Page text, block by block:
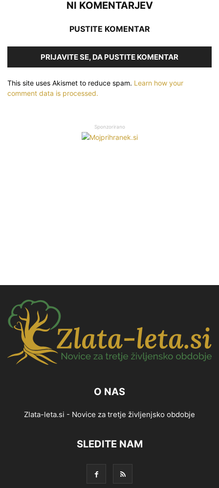
NI KOMENTARJEV
PUSTITE KOMENTAR
PRIJAVITE SE, DA PUSTITE KOMENTAR
This site uses Akismet to reduce spam. Learn how your
comment data is processed.
Sponzorirano
O NAS
Zlata-leta.si - Novice za tretje življenjsko obdobje
SLEDITE NAM